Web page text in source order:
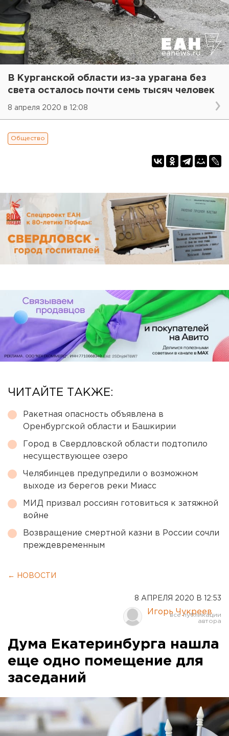
В Курганской области из-за урагана без
света осталось почти семь тысяч человек
8 апреля 2020 в 12:08
Общество
ЧИТАЙТЕ ТАКЖЕ:
Ракетная опасность объявлена в
Оренбургской области и Башкирии
Город в Свердловской области подтопило
несуществующее озеро
Челябинцев предупредили о возможном
выходе из берегов реки Миасс
МИД призвал россиян готовиться к затяжной
войне
Возвращение смертной казни в России сочли
преждевременным
← НОВОСТИ
8 АПРЕЛЯ 2020 В 12:53
Игорь Чукреев
Дума Екатеринбурга нашла
еще одно помещение для
заседаний